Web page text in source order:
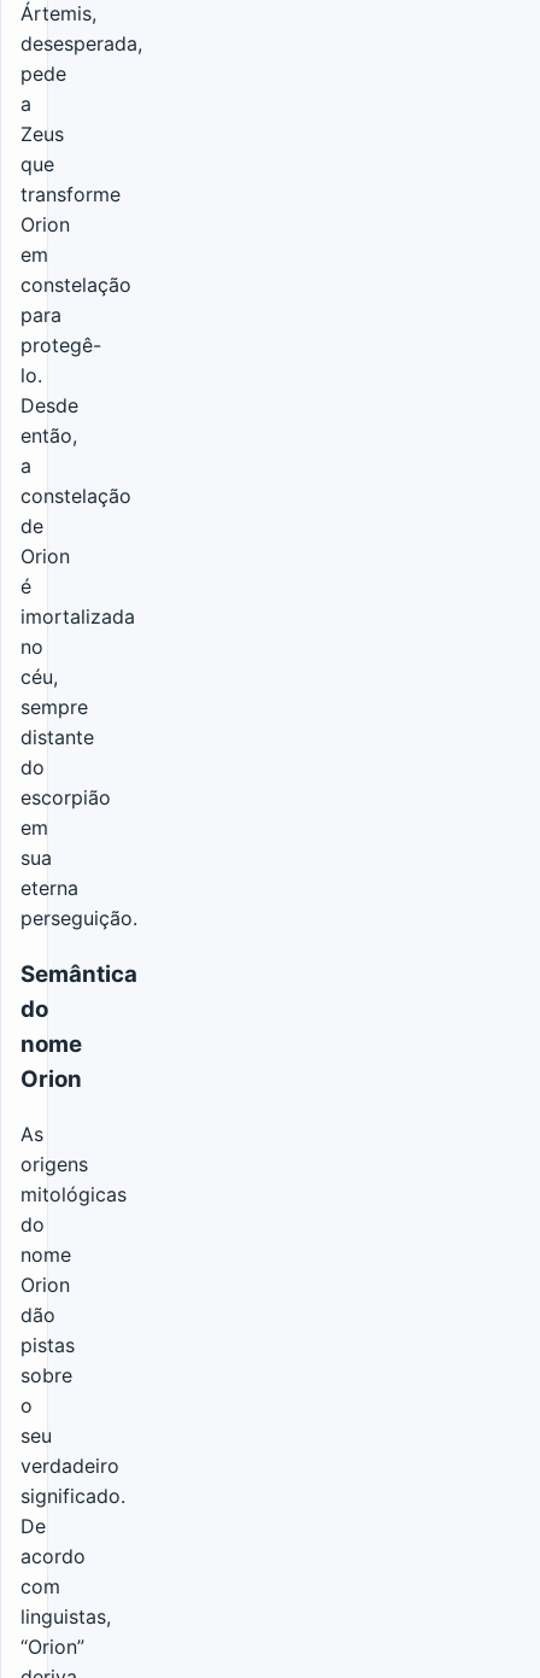
Ártemis,
desesperada,
pede
a
Zeus
que
transforme
Orion
em
constelação
para
protegê-
lo.
Desde
então,
a
constelação
de
Orion
é
imortalizada
no
céu,
sempre
distante
do
escorpião
em
sua
eterna
perseguição.
Semântica
do
nome
Orion
As
origens
mitológicas
do
nome
Orion
dão
pistas
sobre
o
seu
verdadeiro
significado.
De
acordo
com
linguistas,
“Orion”